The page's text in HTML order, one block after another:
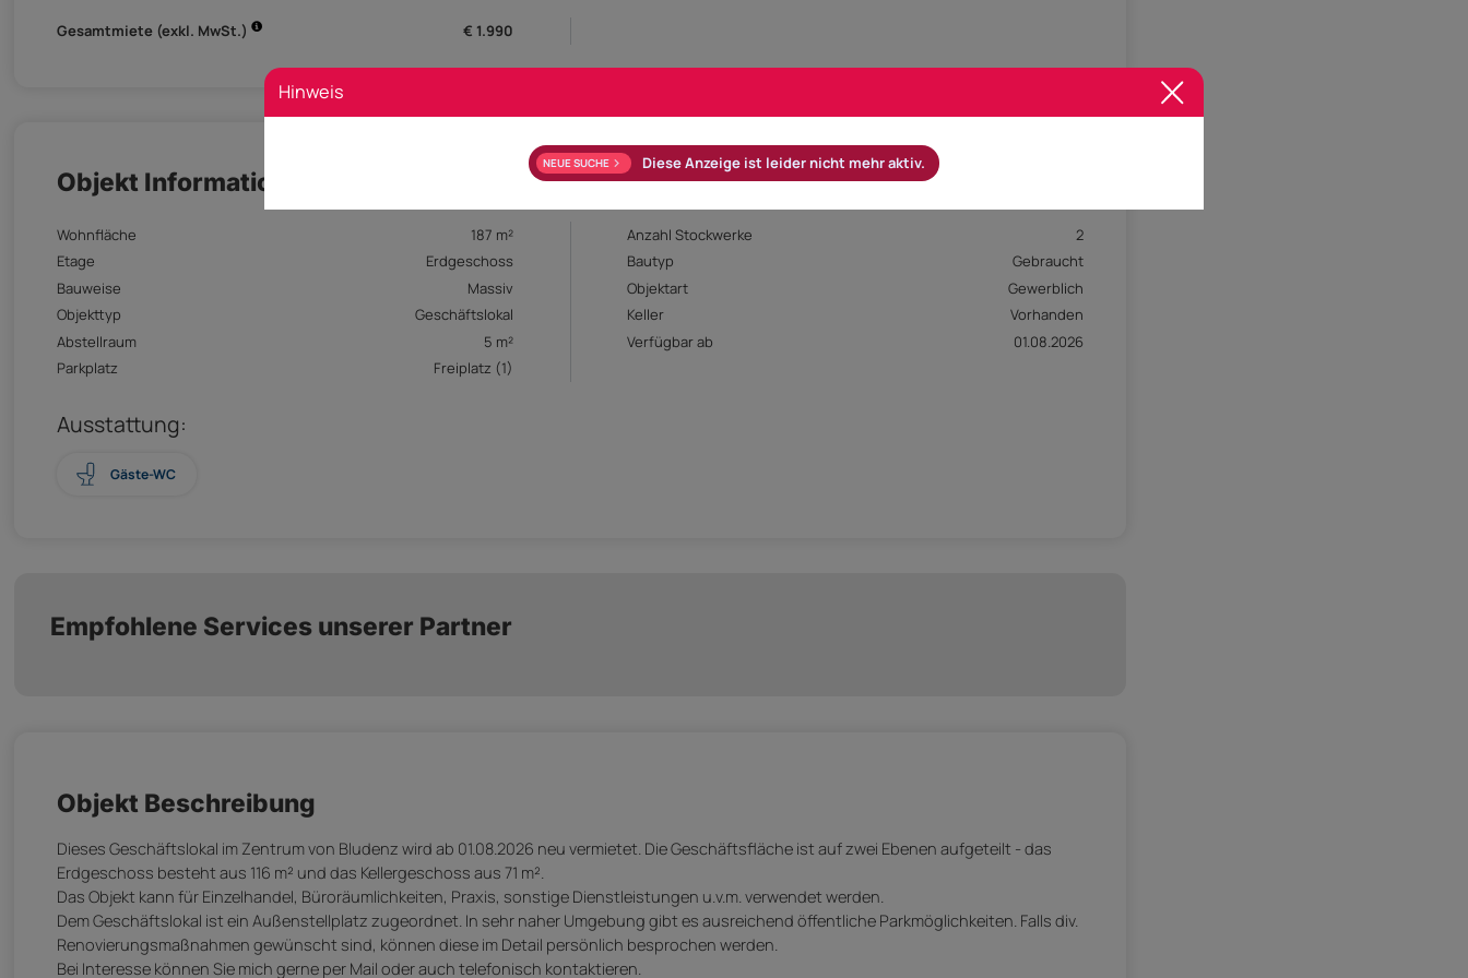
Gesamtmiete (exkl. MwSt.) € 1.990
Objekt Informationen
Wohnfläche 187 m² Anzahl Stockwerke
2
Etage
Erdgeschoss Bautyp
Gebraucht
Bauweise
Massiv Objektart
Gewerblich
Objekttyp
Geschäftslokal Keller
Vorhanden
Abstellraum
5 m² Verfügbar ab
01.08.2026
Parkplatz
Freiplatz (1)
Ausstattung:
Gäste-WC
Empfohlene Services unserer Partner
Objekt Beschreibung
Dieses Geschäftslokal im Zentrum von Bludenz wird ab 01.08.2026 neu vermietet. Die Geschäftsfläche ist auf zwei Ebenen aufgeteilt - das
Erdgeschoss besteht aus 116 m² und das Kellergeschoss aus 71 m².
Das Objekt kann für Einzelhandel, Büroräumlichkeiten, Praxis, sonstige Dienstleistungen u.v.m. verwendet werden.
Dem Geschäftslokal ist ein Außenstellplatz zugeordnet. In sehr naher Umgebung gibt es ausreichend öffentliche Parkmöglichkeiten. Falls div.
Renovierungsmaßnahmen gewünscht sind, können diese im Detail persönlich besprochen werden.
Bei Interesse können Sie mich gerne per Mail oder auch telefonisch kontaktieren.
Hinweis
NEUE SUCHE Diese Anzeige ist leider nicht mehr aktiv.